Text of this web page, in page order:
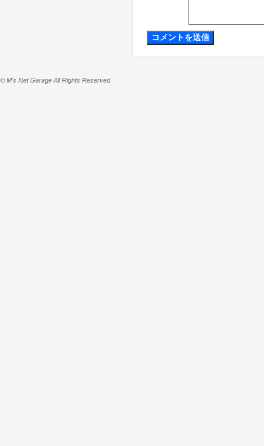
© M's Net Garage All Rights Reserved